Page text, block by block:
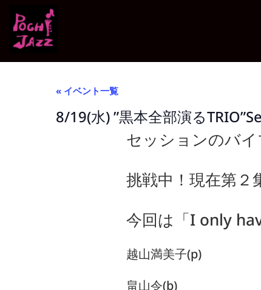
« イベント一覧
8/19(水) ”黒本全部演る
セッションのバ
挑戦中！現在第２
今回は「I only
越山満美子(p)
畠山令(b)